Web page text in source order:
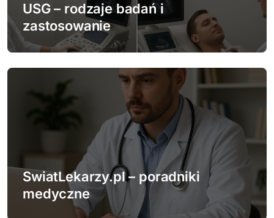
i
s
u
USG – rodzaje badań i
zastosowanie
SwiatLekarzy.pl – poradniki
medyczne